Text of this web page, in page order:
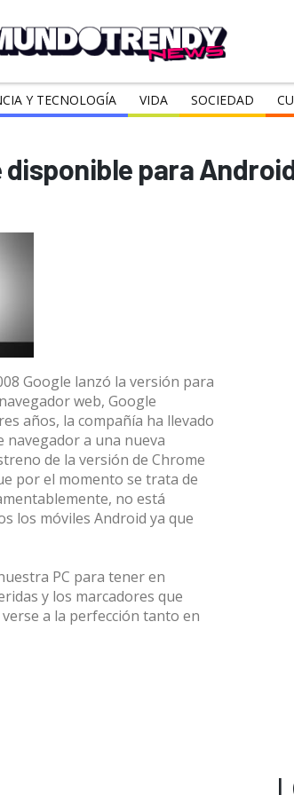
Y TECNOLOGÍA VIDA SOCIEDAD
para
Google lanzó la versión para
web, Google
años, la compañía ha llevado
navegador a una nueva
de la versión de Chrome
por el momento se trata de
no está
los móviles Android ya que
PC para tener en
y los marcadores que
a la perfección tanto en